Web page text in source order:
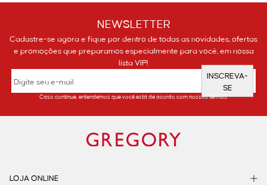
NEWSLETTER
Cadastre-se agora e fique por dentro de todas as novidades, ofertas
e promoções que preparamos especialmente para você, em nossa
lista VIP!
INSCREVA-
SE
Caso continue, entendemos que você está de acordo com nossos termos.
LOJA ONLINE